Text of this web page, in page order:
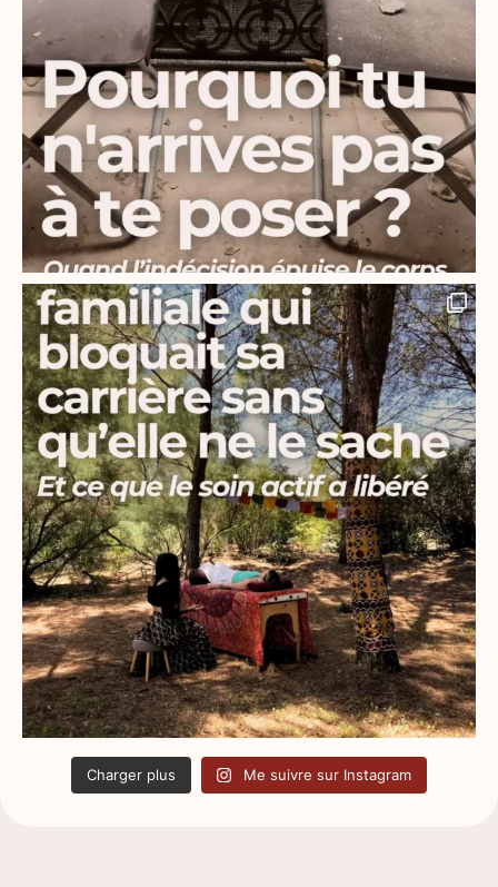
Charger plus Me suivre sur Instagram